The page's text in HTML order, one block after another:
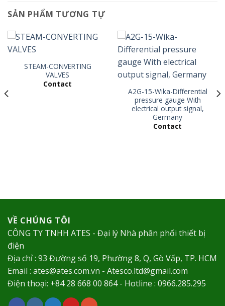
SẢN PHẨM TƯƠNG TỰ
STEAM-CONVERTING
VALVES
Contact
A2G-15-Wika-Differential
pressure gauge With
electrical output signal,
Germany
Contact
VỀ CHÚNG TÔI
CÔNG TY TNHH ATES - Đại lý Nhà phân phối thiết bị
điện
Địa chỉ : 93 Đường số 19, Phường 8, Q, Gò Vấp, TP. HCM
Email : ates@ates.com.vn - Atesco.ltd@gmail.com
Điện thoại: +84 28 668 00 864 - Hotline : 0966.285.295